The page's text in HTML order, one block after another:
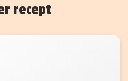
recept